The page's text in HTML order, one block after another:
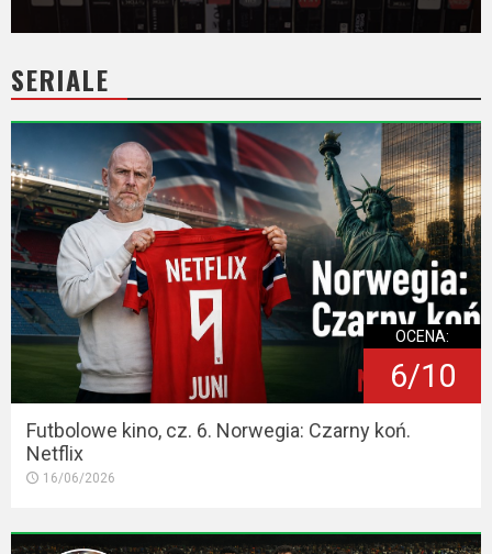
SERIALE
OCENA:
6/10
Futbolowe kino, cz. 6. Norwegia: Czarny koń.
Netflix
16/06/2026